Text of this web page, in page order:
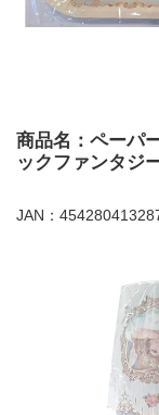
商品名：ペーパ
ックファンタジ
JAN：